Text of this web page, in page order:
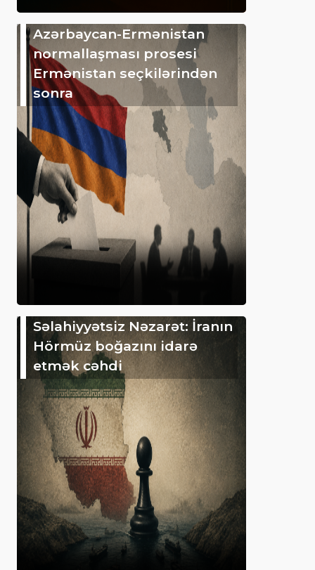
Azərbaycan-Ermənistan
normallaşması prosesi
Ermənistan seçkilərindən
sonra
Səlahiyyətsiz Nəzarət: İranın
Hörmüz boğazını idarə
etmək cəhdi